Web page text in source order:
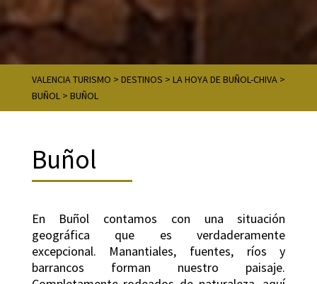
VALENCIA TURISMO > DESTINOS > LA HOYA DE BUÑOL-CHIVA>
BUÑOL> BUÑOL
Buñol
En Buñol contamos con una situación
geográfica que es verdaderamente
excepcional. Manantiales, fuentes, ríos y
barrancos forman nuestro paisaje.